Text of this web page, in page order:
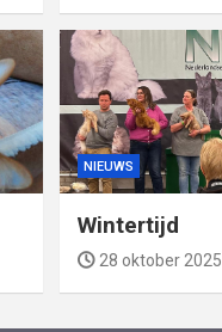
NIEUWS
Wintertijd
28 oktober 2025